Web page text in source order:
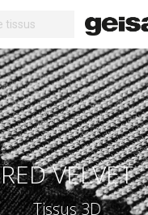
RED VELVET
Tissus 3D